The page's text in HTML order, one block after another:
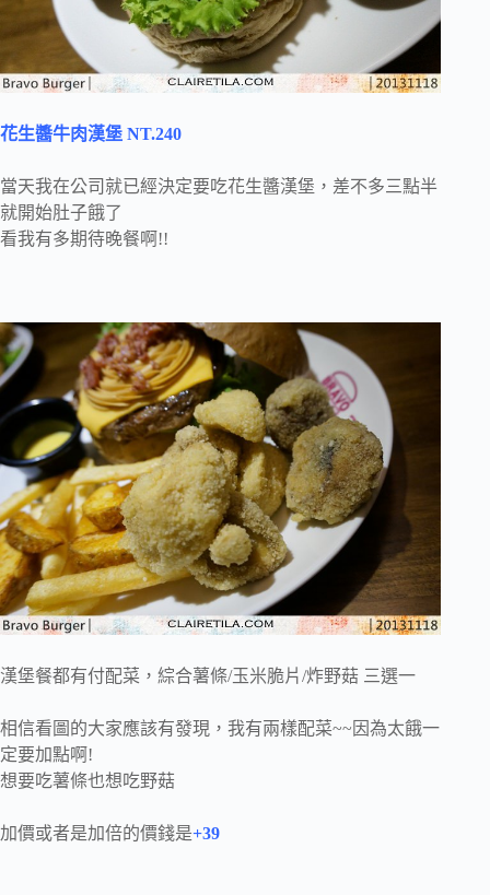
花生醬牛肉漢堡 NT.240
當天我在公司就已經決定要吃花生醬漢堡，差不多三點半
就開始肚子餓了
看我有多期待晚餐啊!!
漢堡餐都有付配菜，綜合薯條/玉米脆片/炸野菇 三選一
相信看圖的大家應該有發現，我有兩樣配菜~~因為太餓一
定要加點啊!
想要吃薯條也想吃野菇
加價或者是加倍的價錢是+39